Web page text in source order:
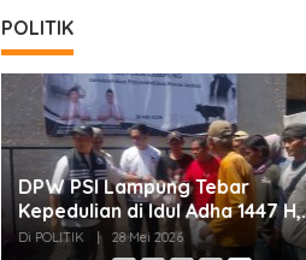
POLITIK
DPW PSI Lampung Tebar
Kepedulian di Idul Adha 1447 H,
Sembelih 3 Sapi dan 1 Kambing
Di POLITIK | 28 Mei 2026